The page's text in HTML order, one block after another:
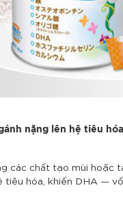
nặng lên hệ tiêu hóa
các chất tạo mùi hoặc
tiêu hóa, khiến DHA —